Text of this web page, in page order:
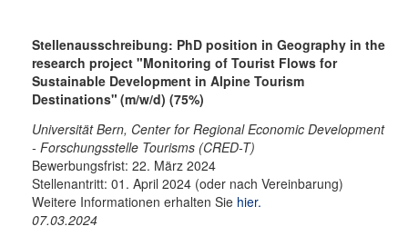
Stellenausschreibung: PhD position in Geography in the
research project "Monitoring of Tourist Flows for
Sustainable Development in Alpine Tourism
Destinations" (m/w/d) (75%)
Universität Bern, Center for Regional Economic Development
- Forschungsstelle Tourisms (CRED-T)
Bewerbungsfrist: 22. März 2024
Stellenantritt: 01. April 2024 (oder nach Vereinbarung)
Weitere Informationen erhalten Sie hier.
07.03.2024